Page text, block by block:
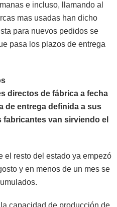
e incluso, llamando al
mas usadas han dicho
para nuevos pedidos se
pasa los plazos de entrega
directos de fábrica a fecha
de entrega definida a sus
van sirviendo el
el resto del estado ya empezó
y en menos de un mes se
capacidad de producción de